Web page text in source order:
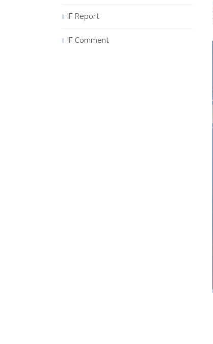
IF Report
IF Comment